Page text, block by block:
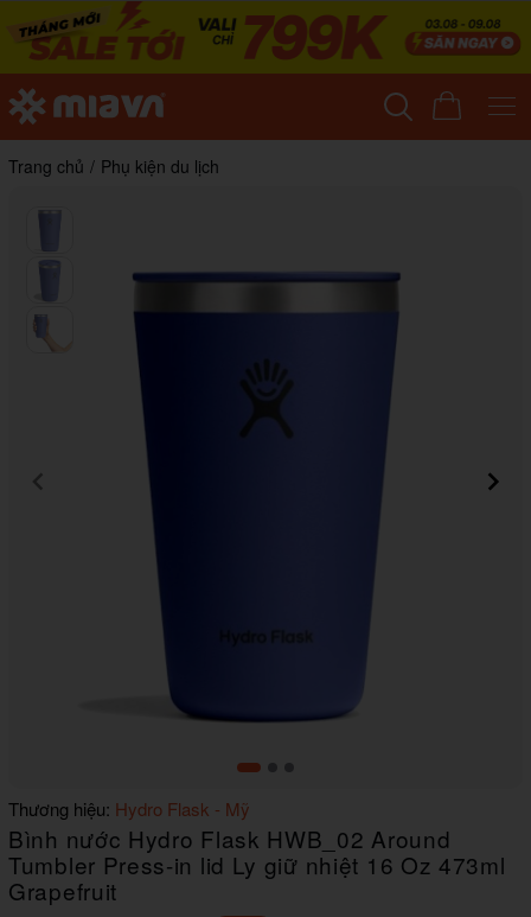
Trang chủ / Phụ kiện du lịch
Item
1
of
3
Thương hiệu: Hydro Flask - Mỹ
Bình nước Hydro Flask HWB_02 Around
Tumbler Press-in lid Ly giữ nhiệt 16 Oz 473ml
Grapefruit